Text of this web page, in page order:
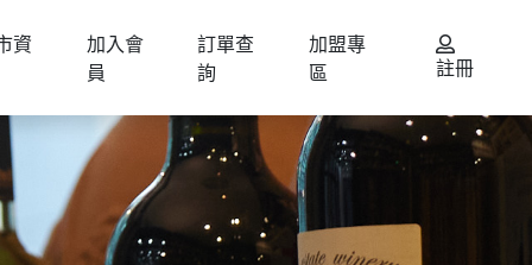
資
加入會
員
訂單查
詢
加盟專
區
註冊